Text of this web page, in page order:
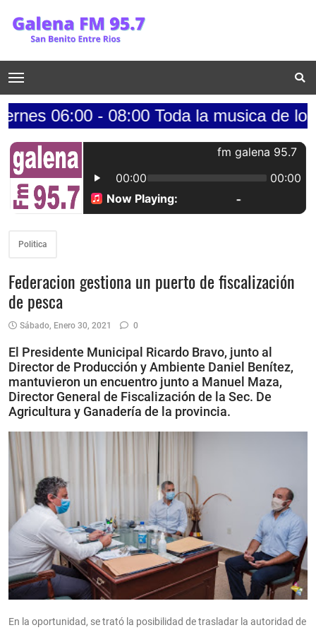
- 08:00 Toda la musica de los
Politica
Federacion gestiona un puerto de fiscalización
de pesca
Sábado, Enero 30, 2021 0
El Presidente Municipal Ricardo Bravo, junto al
Director de Producción y Ambiente Daniel Benítez,
mantuvieron un encuentro junto a Manuel Maza,
Director General de Fiscalización de la Sec. De
Agricultura y Ganadería de la provincia.
En la oportunidad, se trató la posibilidad de trasladar la autoridad de